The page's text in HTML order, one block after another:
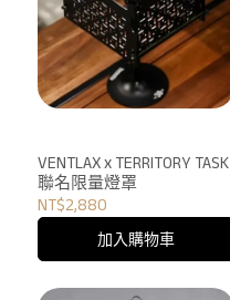
VENTLAX x TERRITORY TASK
聯名限量燈罩
NT$2,880
加入購物車